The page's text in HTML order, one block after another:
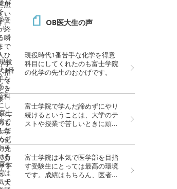
OB医大生の声
現役時代1番苦手な化学を得意
科目にしてくれたのも富士学院
の化学の先生のおかげです。
富士学院で学んだ諦めずにやり
続けるということは、大学のテ
ストや授業で苦しいときに頑張
す。
富士学院は本気で医学部を目指
す受験生にとっては最高の環境
です。成績はもちろん、医者に